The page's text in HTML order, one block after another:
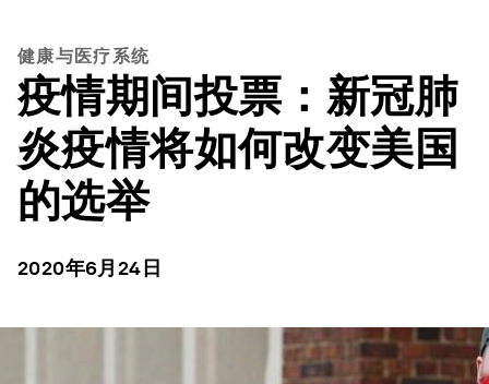
健康与医疗系统
疫情期间投票：新冠肺
炎疫情将如何改变美国
的选举
2020年6月24日